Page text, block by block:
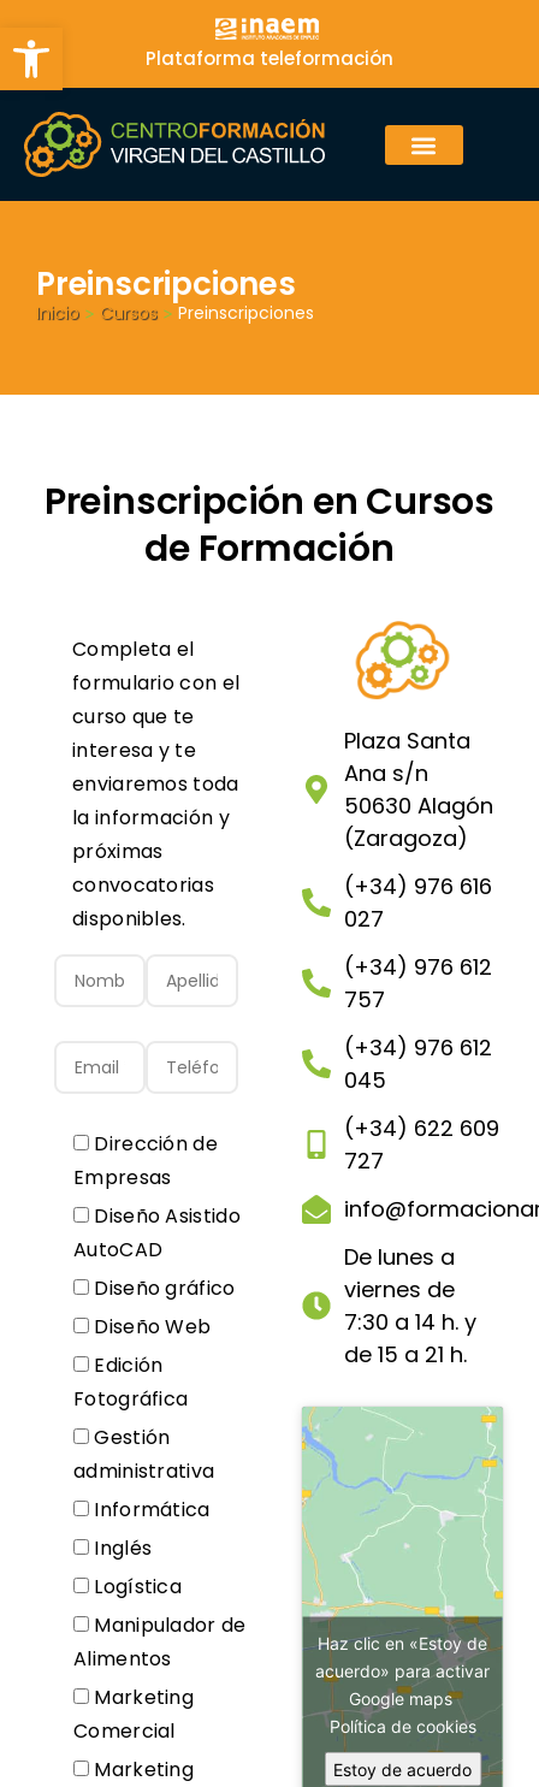
Abrir barra de herramientas
Plataforma teleformación
Preinscripciones
Inicio > Cursos > Preinscripciones
Preinscripción en Cursos
de Formación
Completa el
formulario con el
curso que te
interesa y te
enviaremos toda
la información y
próximas
convocatorias
disponibles.
Dirección de
Empresas
Diseño Asistido
AutoCAD
Diseño gráfico
Diseño Web
Edición
Fotográfica
Gestión
administrativa
Informática
Inglés
Logística
Manipulador de
Alimentos
Marketing
Comercial
Marketing
Plaza Santa
Ana s/n
50630 Alagón
(Zaragoza)
(+34) 976 616
027
(+34) 976 612
757
(+34) 976 612
045
(+34) 622 609
727
De lunes a
viernes de
7:30 a 14 h. y
de 15 a 21 h.
Haz clic en «Estoy de
acuerdo» para activar
Google maps
Política de cookies
Estoy de acuerdo